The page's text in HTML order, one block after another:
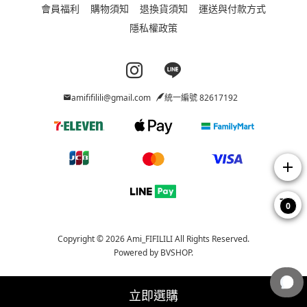
立即選購
會員福利 購物須知 退換貨須知
運送與付款方式
隱私權政策
Instagram page
Line page
amififilili@gmail.com 統一編號 82617192
Copyright © 2026 Ami_FIFILILI All Rights Reserved.
Powered by BVSHOP.
add
0